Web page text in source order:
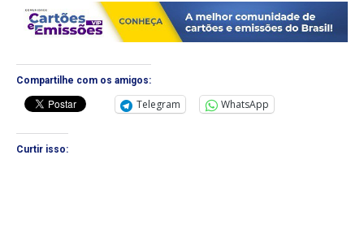
Compartilhe com os amigos:
Telegram WhatsApp
Curtir isso: